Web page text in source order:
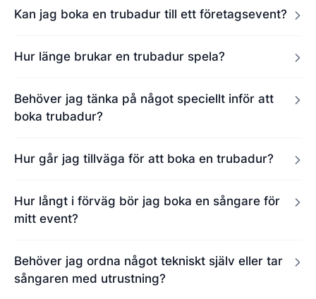
Kan jag boka en trubadur till ett företagsevent?
Hur länge brukar en trubadur spela?
Behöver jag tänka på något speciellt inför att
boka trubadur?
Hur går jag tillväga för att boka en trubadur?
Hur långt i förväg bör jag boka en sångare för
mitt event?
Behöver jag ordna något tekniskt själv eller tar
sångaren med utrustning?